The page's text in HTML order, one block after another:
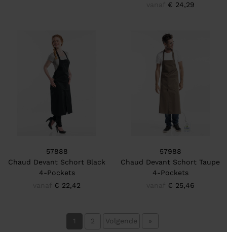
€ 24,29
57888
Chaud Devant Schort Black
4-Pockets
€ 22,42
57988
Chaud Devant Schort Taupe
4-Pockets
€ 25,46
1 2 Volgende »